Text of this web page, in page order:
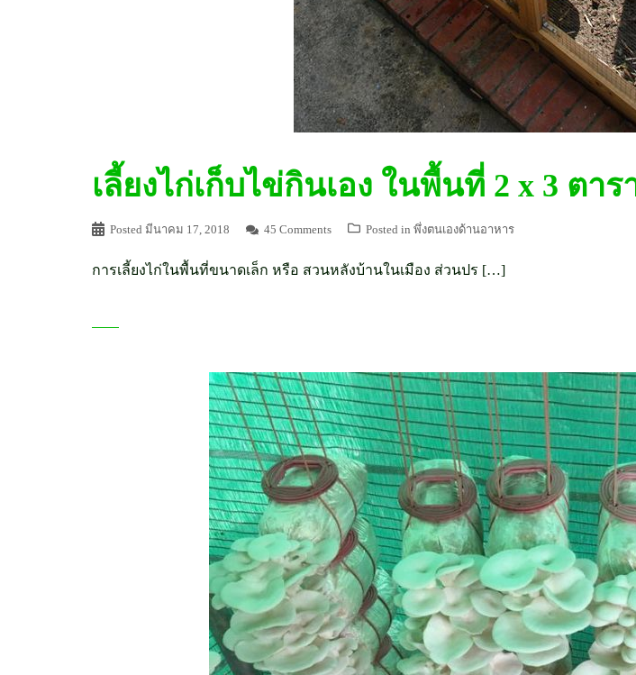
เลี้ยงไก่เก็บไข่กินเอง ในพื้นที่ 2 x 3 ตาร
Posted มีนาคม 17, 2018 45 Comments Posted in พึ่งตนเองด้านอาหาร
การเลี้ยงไก่ในพื้นที่ขนาดเล็ก หรือ สวนหลังบ้านในเมือง ส่วนปร […]